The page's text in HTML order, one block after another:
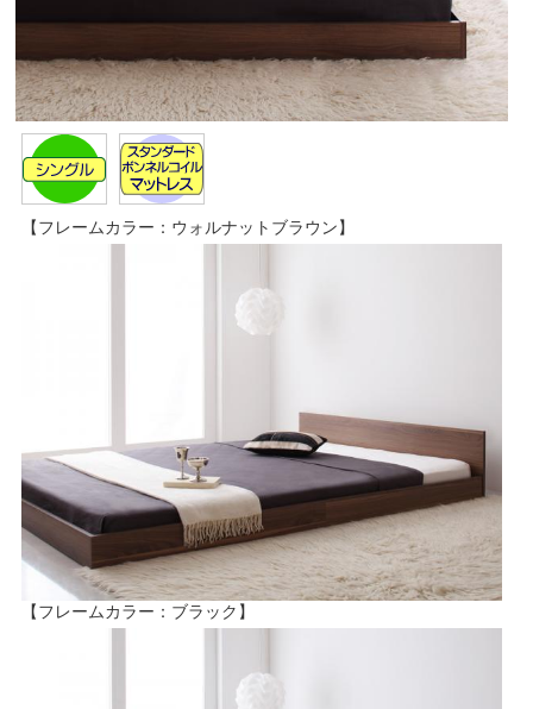
【フレームカラー：ウォルナットブラウン】
【フレームカラー：ブラック】